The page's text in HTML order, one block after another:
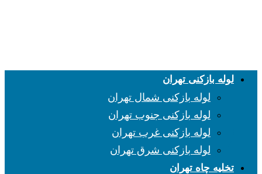
لوله بازکنی تهران
لوله بازکنی شمال تهران
لوله بازکنی جنوب تهران
لوله بازکنی غرب تهران
لوله بازکنی شرق تهران
تخلیه چاه تهران